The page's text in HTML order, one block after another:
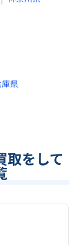
県
取をして